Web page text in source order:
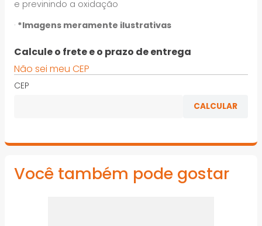
e previnindo a oxidação
· *Imagens meramente ilustrativas
Calcule o frete e o prazo de entrega
Não sei meu CEP
CEP
Você também pode gostar